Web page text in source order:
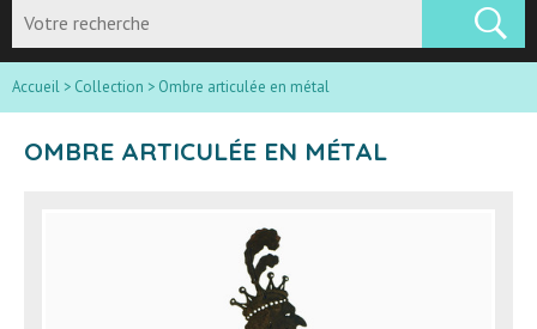
Accueil > Collection > Ombre articulée en métal
OMBRE ARTICULÉE EN MÉTAL